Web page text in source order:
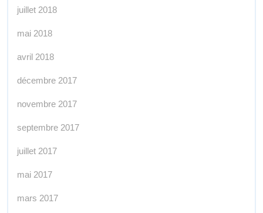
juillet 2018
mai 2018
avril 2018
décembre 2017
novembre 2017
septembre 2017
juillet 2017
mai 2017
mars 2017